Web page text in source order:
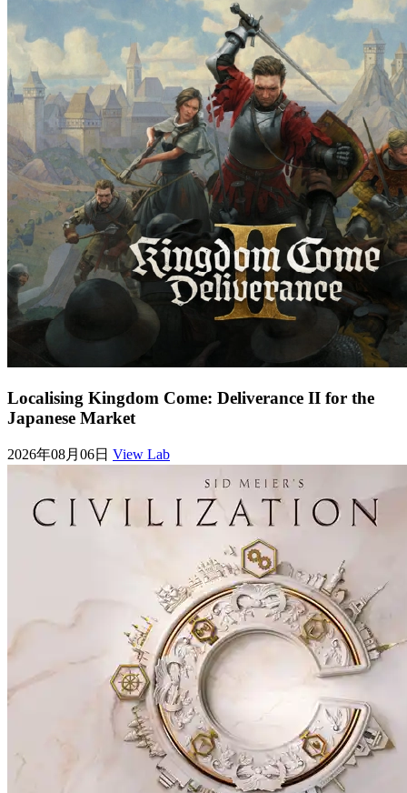
Localising Kingdom Come: Deliverance II for the
Japanese Market
2026年08月06日 View Lab